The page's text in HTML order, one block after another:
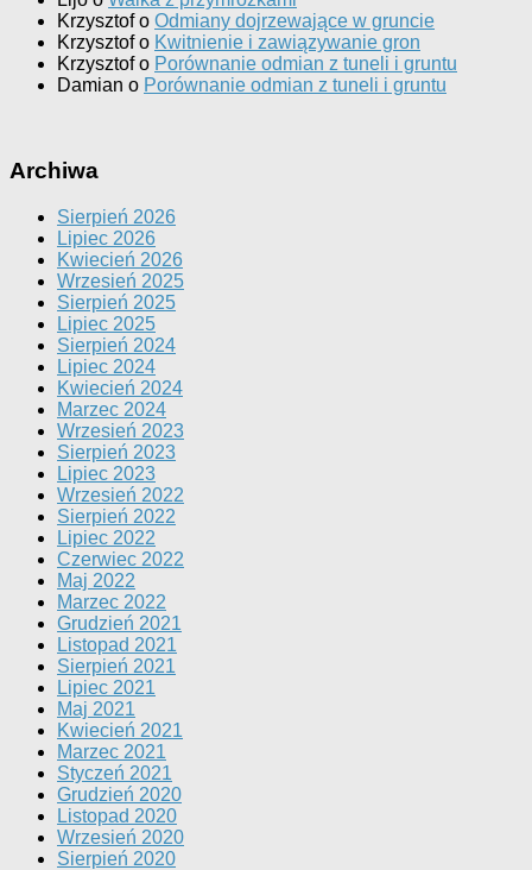
Krzysztofo Odmiany dojrzewające w gruncie
Krzysztofo Kwitnienie i zawiązywanie gron
Krzysztofo Porównanie odmian z tuneli i gruntu
Damian o Porównanie odmian z tuneli i gruntu
Archiwa
Sierpień 2026
Lipiec 2026
Kwiecień 2026
Wrzesień 2025
Sierpień 2025
Lipiec 2025
Sierpień 2024
Lipiec 2024
Kwiecień 2024
Marzec 2024
Wrzesień 2023
Sierpień 2023
Lipiec 2023
Wrzesień 2022
Sierpień 2022
Lipiec 2022
Czerwiec 2022
Maj 2022
Marzec 2022
Grudzień 2021
Listopad 2021
Sierpień 2021
Lipiec 2021
Maj 2021
Kwiecień 2021
Marzec 2021
Styczeń 2021
Grudzień 2020
Listopad 2020
Wrzesień 2020
Sierpień 2020